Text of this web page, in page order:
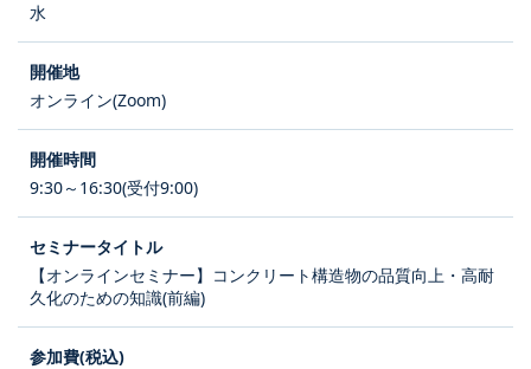
水
オンライン(Zoom)
9:30～16:30(受付9:00)
【オンラインセミナー】コンクリート構造物の品質向上・高耐
久化のための知識(前編)